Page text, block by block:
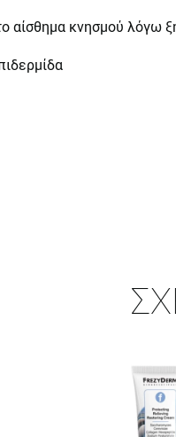
αίσθημα κνησμού λόγω